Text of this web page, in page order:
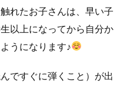
れたお子さんは、早い子
以上になってから自分か
うになります♪
ですぐに弾くこと）が出